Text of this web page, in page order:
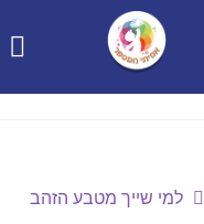
למי שייך מטבע הזהב